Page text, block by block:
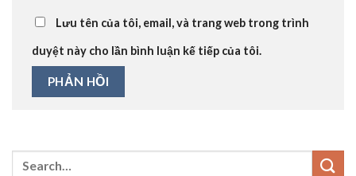
Lưu tên của tôi, email, và trang web trong trình
duyệt này cho lần bình luận kế tiếp của tôi.